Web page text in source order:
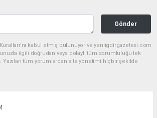
Gönder
kabul etmiş bulunuyor ve yeniigdirgazetesi.com
ilgili doğrudan veya dolaylı tüm sorumluluğu tek
Yazılan tüm yorumlardan site yönetimi hiçbir şekilde